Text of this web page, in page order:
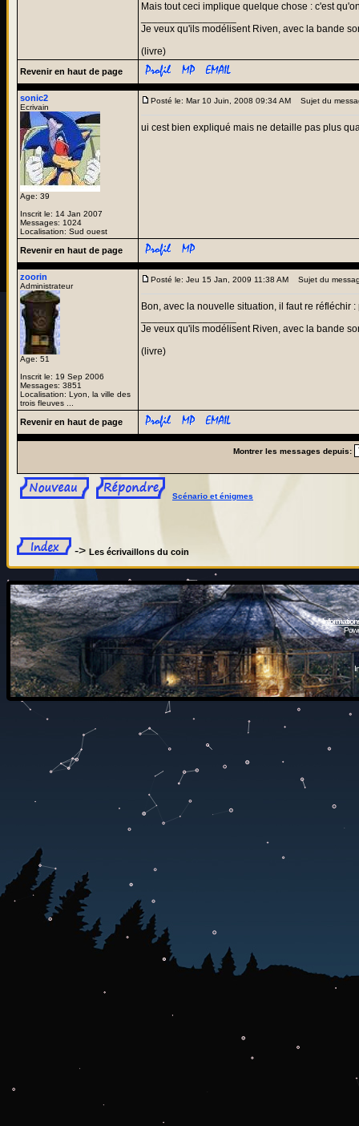
Mais tout ceci implique quelque chose : c'est
Je veux qu'ils modélisent Riven, avec la bande
(livre)
Revenir en haut de page
sonic2
Ecrivain
Age: 39
Inscrit le: 14 Jan 2007
Messages: 1024
Localisation: Sud ouest
Posté le: Mar 10 Juin, 2008 09:34 AM Sujet du
ui cest bien expliqué mais ne detaille pas plus
Revenir en haut de page
zoorin
Administrateur
Age: 51
Inscrit le: 19 Sep 2006
Messages: 3851
Localisation: Lyon, la ville des
trois fleuves ...
Posté le: Jeu 15 Jan, 2009 11:38 AM Sujet du
Bon, avec la nouvelle situation, il faut re réfléchir
Je veux qu'ils modélisent Riven, avec la bande
(livre)
Revenir en haut de page
Montrer les messages depuis:
Scénario et énigmes
-> Les écrivaillons du coin